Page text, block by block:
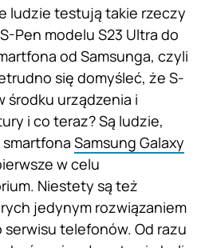
ludzie testują takie rzeczy
Pen modelu S23 Ultra do
od Samsunga, czyli
się domyśleć, że S-
środku urządzenia i
i co teraz? Są ludzie,
Samsung Galaxy
w celu
Niestety są też
jedynym rozwiązaniem
telefonów. Od razu